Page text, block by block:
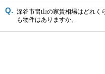
深谷市畠山の家賃相場はどれく
も物件はありますか。